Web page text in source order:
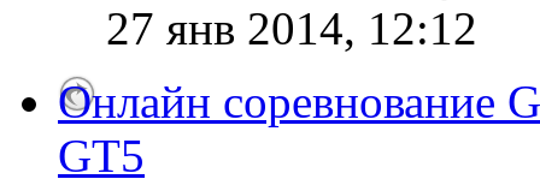
27 янв 2014, 12:12
Онлайн соревнование
GT5